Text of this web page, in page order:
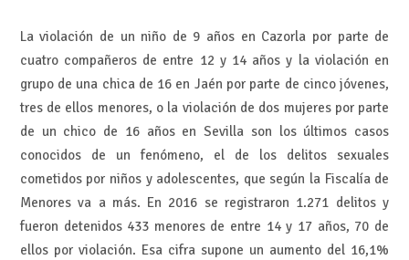
La violación de un niño de 9 años en Cazorla por parte de
cuatro compañeros de entre 12 y 14 años y la violación en
grupo de una chica de 16 en Jaén por parte de cinco jóvenes,
tres de ellos menores, o la violación de dos mujeres por parte
de un chico de 16 años en Sevilla son los últimos casos
conocidos de un fenómeno, el de los delitos sexuales
cometidos por niños y adolescentes, que según la Fiscalía de
Menores va a más. En 2016 se registraron 1.271 delitos y
fueron detenidos 433 menores de entre 14 y 17 años, 70 de
ellos por violación. Esa cifra supone un aumento del 16,1%